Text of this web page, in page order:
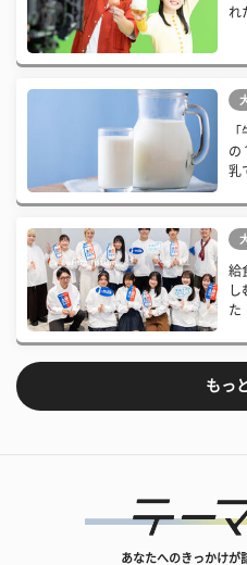
れ
の
乳
給
し
た
もっ
あなたへのきっかけが